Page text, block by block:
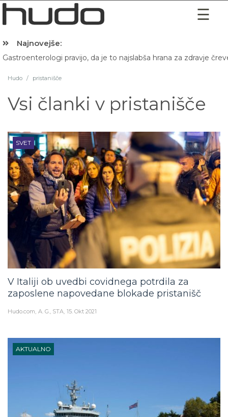
Najnovejše:
Gastroenterologi pravijo, da je to najslabša hrana za zdravje
Hudo / pristanišče
Vsi članki v pristanišče
SVET
V Italiji ob uvedbi covidnega potrdila za
zaposlene napovedane blokade pristanišč
Hudo.com A. G., STA 15. Okt 2021
AKTUALNO